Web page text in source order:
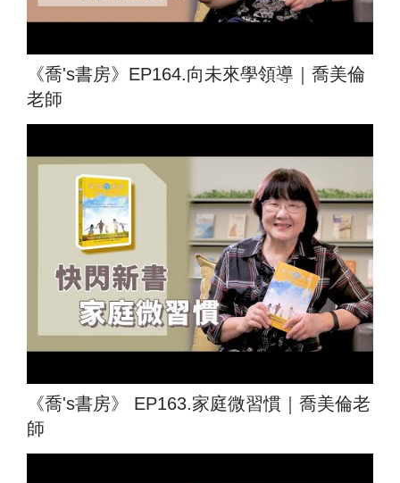
《喬's書房》EP164.向未來學領導｜喬美倫
老師
《喬's書房》 EP163.家庭微習慣｜喬美倫老
師